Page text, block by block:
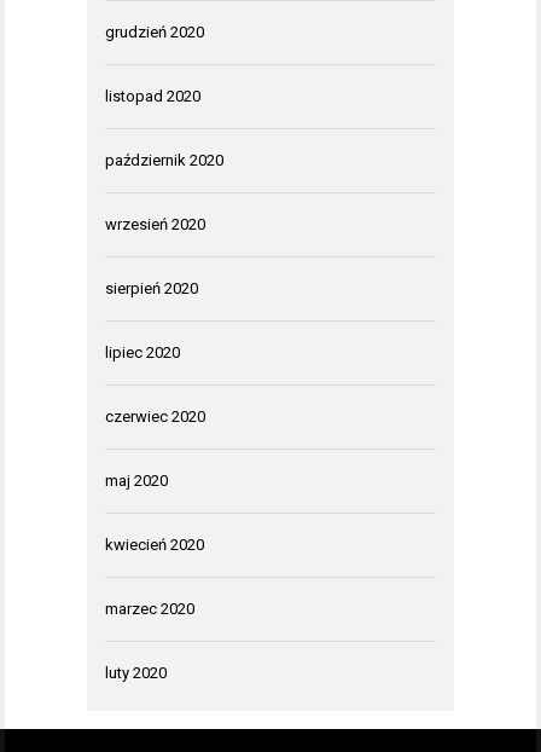
grudzień 2020
listopad 2020
październik 2020
wrzesień 2020
sierpień 2020
lipiec 2020
czerwiec 2020
maj 2020
kwiecień 2020
marzec 2020
luty 2020